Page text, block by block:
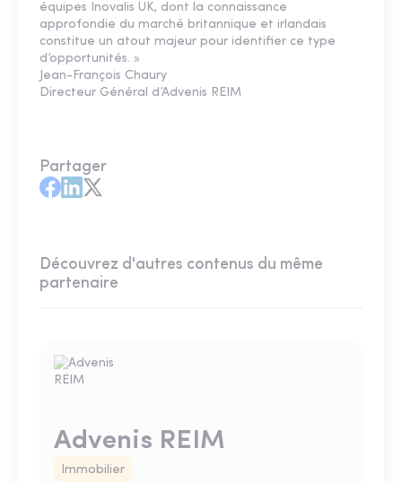
équipes Inovalis UK, dont la connaissance
approfondie du marché britannique et irlandais
constitue un atout majeur pour identifier ce type
d’opportunités. »
Jean-François Chaury
Directeur Général d’Advenis REIM
Partager
Découvrez d'autres contenus du même
partenaire
Advenis REIM
Immobilier